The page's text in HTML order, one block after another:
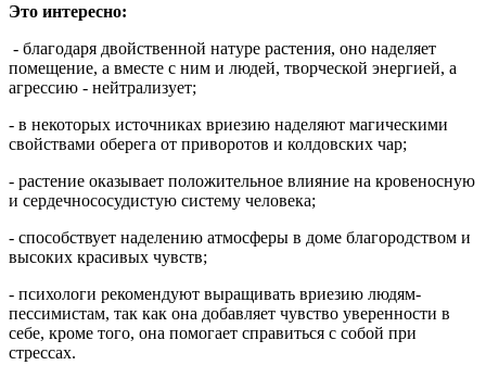
Это интересно:
- благодаря двойственной натуре растения, оно наделяет
помещение, а вместе с ним и людей, творческой энергией, а
агрессию - нейтрализует;
- в некоторых источниках вриезию наделяют магическими
свойствами оберега от приворотов и колдовских чар;
- растение оказывает положительное влияние на кровеносную
и сердечнососудистую систему человека;
- способствует наделению атмосферы в доме благородством и
высоких красивых чувств;
- психологи рекомендуют выращивать вриезию людям-
пессимистам, так как она добавляет чувство уверенности в
себе, кроме того, она помогает справиться с собой при
стрессах.